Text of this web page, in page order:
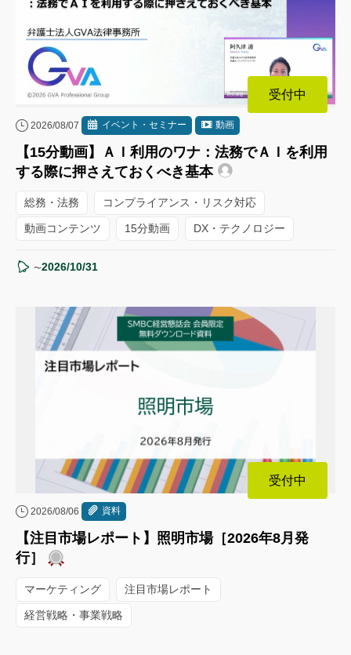
受付中
2026/08/07 イベント・セミナー 動画
【15分動画】ＡＩ利用のワナ：法務でＡＩを利用
する際に押さえておくべき基本
総務・法務 コンプライアンス・リスク対応
動画コンテンツ 15分動画 DX・テクノロジー
〜2026/10/31
受付中
2026/08/06 資料
【注目市場レポート】照明市場［2026年8月発
行］
マーケティング 注目市場レポート
経営戦略・事業戦略